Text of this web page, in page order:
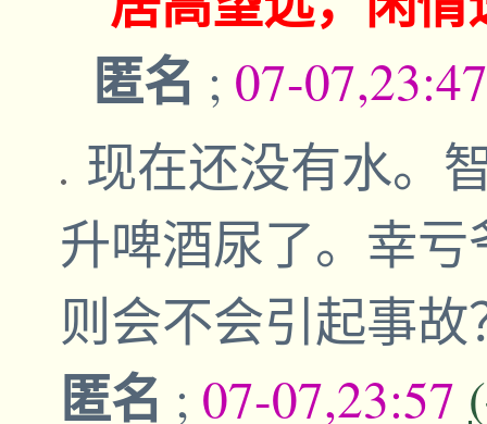
匿名 ; 07-
现在还没有水。
升啤酒尿了。幸
则会不会引起事
匿名 ; 07-07,23:57